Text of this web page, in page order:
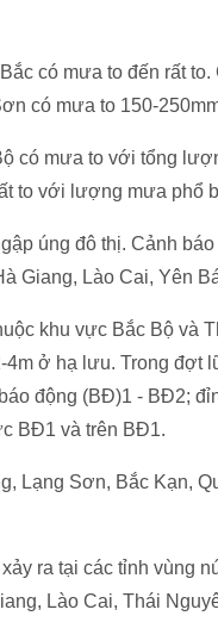
có mưa to đến rất
có mưa to 150-
có mưa to với tổng
to với lượng mưa phổ
úng đô thị. Cảnh
Giang, Lào Cai, Yên
khu vực Bắc Bộ và
ở hạ lưu. Trong đợt
động (BĐ)1 - BĐ2;
BĐ1 và trên BĐ1.
Lạng Sơn, Bắc Kạn,
ra tại các tỉnh vùng
Lào Cai, Thái